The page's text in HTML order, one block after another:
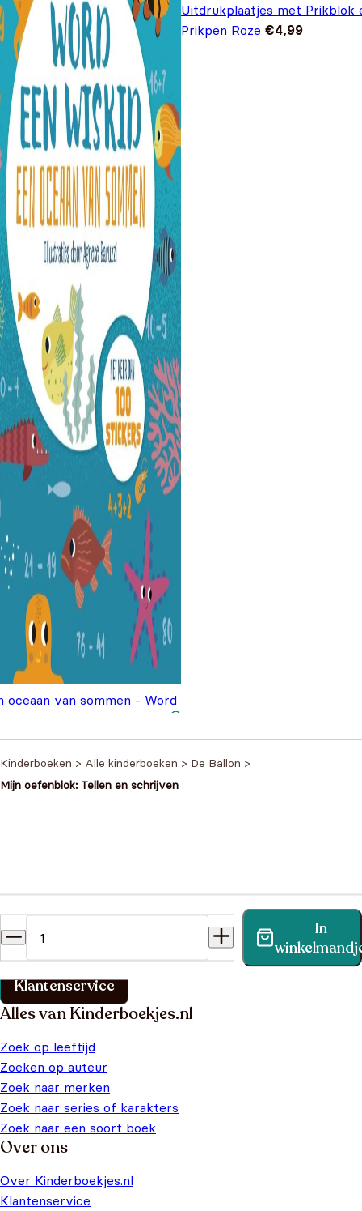
oceaan van sommen - Word
Oorspronkelijke
€9,99.€6,99.
Uitdrukplaatjes met Prikblok
Prikpen Roze €4,99
Kinderboeken > Alle kinderboeken > De Ballon >
Mijn oefenblok: Tellen en schrijven
In
Vind binnen no-time antwoord op je vraag op onze
klantenservice pagina.
Klantenservice
Alles van Kinderboekjes.nl
Zoek op leeftijd
Zoeken op auteur
Zoek naar merken
Zoek naar series of karakters
Zoek naar een soort boek
Over ons
Over Kinderboekjes.nl
Klantenservice